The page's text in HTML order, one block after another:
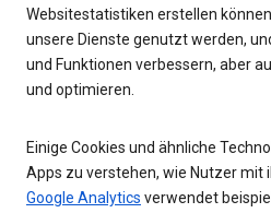
Websitestatistiken erstellen
unsere Dienste genutzt werden,
und Funktionen verbessern, aber
und optimieren.
Einige Cookies und ähnliche
Apps zu verstehen, wie Nutzer mit
Google Analytics verwendet